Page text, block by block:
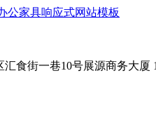
食街一巷10号展源商务大厦